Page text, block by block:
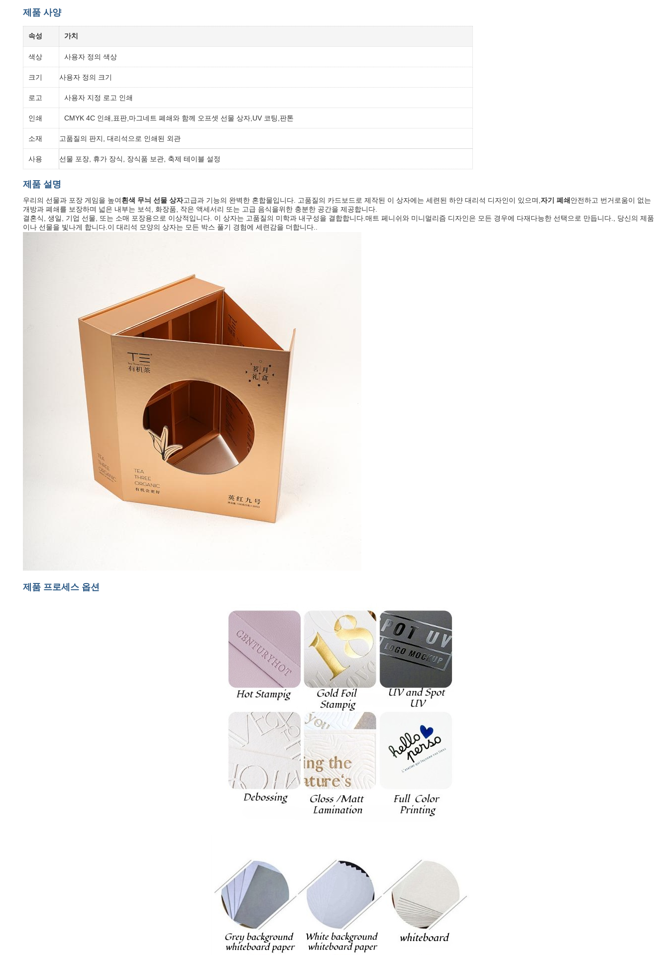
제품 사양
속성 가치
색상 사용자 정의 색상
크기 사용자 정의 크기
로고 사용자 지정 로고 인쇄
인쇄 CMYK 4C 인쇄,표판,마그네트 폐쇄와 함께 오프셋 선물 상자,UV 코팅,판톤
소재 고품질의 판지, 대리석으로 인쇄된 외관
사용 선물 포장, 휴가 장식, 장식품 보관, 축제 테이블 설정
제품 설명
우리의 선물과 포장 게임을 높여흰색 무늬 선물 상자고급과 기능의 완벽한 혼합물입니다. 고품질의 카드보드로 제작된 이 상자에는 세련된 하얀 대리석 디자인이 있으며, 자기 폐쇄 안전하고 번거로움이 없는
개방과 폐쇄를 보장하며 넓은 내부는 보석, 화장품, 작은 액세서리 또는 고급 음식을위한 충분한 공간을 제공합니다.
결혼식, 생일, 기업 선물, 또는 소매 포장용으로 이상적입니다. 이 상자는 고품질의 미학과 내구성을 결합합니다.매트 페니쉬와 미니멀리즘 디자인은 모든 경우에 다재다능한 선택으로 만듭니다., 당신의 제품
이나 선물을 빛나게 합니다.이 대리석 모양의 상자는 모든 박스 풀기 경험에 세련감을 더합니다..
제품 프로세스 옵션